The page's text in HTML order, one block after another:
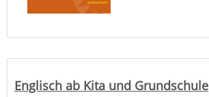
Englisch ab Kita und Grundschule